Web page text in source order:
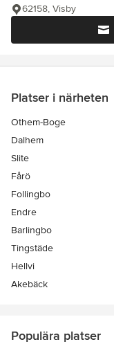
62158, Visby
Platser i närheten
Othem-Boge
Dalhem
Slite
Fårö
Follingbo
Endre
Barlingbo
Tingstäde
Hellvi
Akebäck
Populära platser